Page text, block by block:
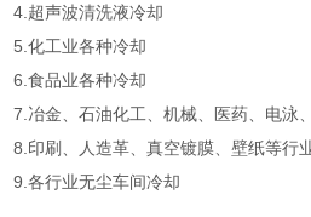
4.超声波清洗液冷却
5.化工业各种冷却
6.食品业各种冷却
7.冶金、石油化工、机械、医药、电泳
8.印刷、人造革、真空镀膜、壁纸等行
9.各行业无尘车间冷却